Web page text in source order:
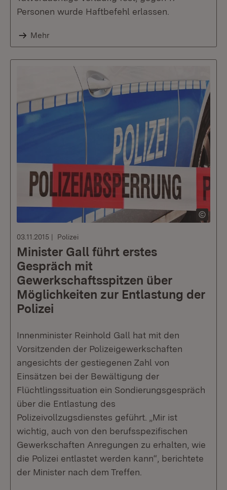
Personen wurde Haftbefehl erlassen.
Mehr
03.11.2015 Polizei
Minister Gall führt erstes
Gespräch mit
Gewerkschaftsspitzen über
Möglichkeiten zur Entlastung der
Polizei
Innenminister Reinhold Gall hat mit den
Vorsitzenden der Polizeigewerkschaften
angesichts der gestiegenen Zahl von
Einsätzen bei der Bewältigung der
Flüchtlingssituation ein Sondierungsgespräch
über die Entlastung des
Polizeivollzugsdienstes geführt. „Mir ist
wichtig, auch von den berufsspezifischen
Gewerkschaften Anregungen zu erhalten, wie
die Polizei entlastet werden kann“, berichtete
der Minister nach dem Treffen.